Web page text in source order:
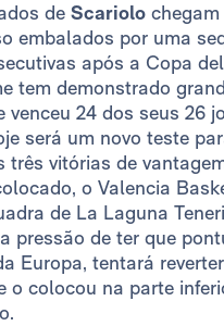
de Scariolo
embalados por uma
após a Copa
tem demonstrado
venceu 24 dos seus 26
será um novo teste
três vitórias de
o Valencia
de La Laguna
pressão de ter que
Europa, tentará
o colocou na parte